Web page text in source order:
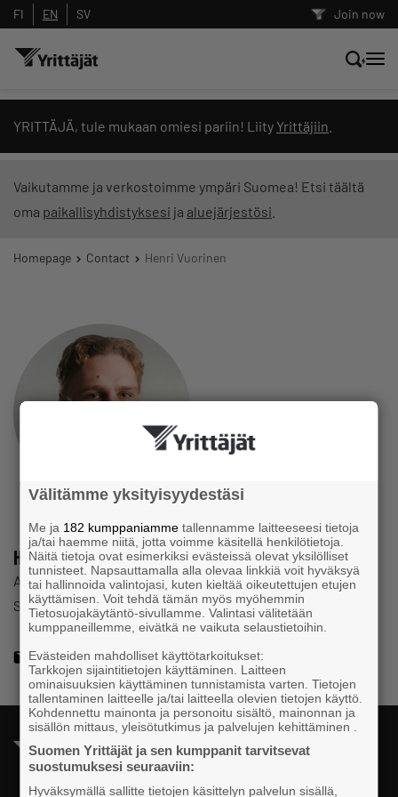
Join now
FI EN SV
YRITTÄJÄ, tule mukaan omiesi pariin! Liity Yrittäjiin
Vaikutamme ja verkostoimme ympäri Suomea! Etsi täältä
oma paikallisyhdistyksesi ja aluejärjestösi
Homepage Contact Henri Vuorinen
Henri Vuorinen
Assistant Controller
Suomen Yrittäjät
henri.vuorinen@yrittajat.fi
Välitämme yksityisyydestäsi
Me ja 182 kumppaniamme tallennamme laitteeseesi tietoja
ja/tai haemme niitä, jotta voimme käsitellä henkilötietoja.
Näitä tietoja ovat esimerkiksi evästeissä olevat yksilölliset
tunnisteet. Napsauttamalla alla olevaa linkkiä voit hyväksyä
tai hallinnoida valintojasi, kuten kieltää oikeutettujen etujen
käyttämisen. Voit tehdä tämän myös myöhemmin
Tietosuojakäytäntö-sivullamme. Valintasi välitetään
kumppaneillemme, eivätkä ne vaikuta selaustietoihin.
Evästeiden mahdolliset käyttötarkoitukset:
Tarkkojen sijaintitietojen käyttäminen. Laitteen
ominaisuuksien käyttäminen tunnistamista varten. Tietojen
tallentaminen laitteelle ja/tai laitteella olevien tietojen käyttö.
Kohdennettu mainonta ja personoitu sisältö, mainonnan ja
sisällön mittaus, yleisötutkimus ja palvelujen kehittäminen .
Suomen Yrittäjät ja sen kumppanit tarvitsevat
suostumuksesi seuraaviin:
Hyväksymällä sallitte tietojen käsittelyn palvelun sisällä,